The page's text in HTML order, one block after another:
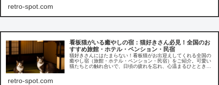
retro-spot.com
看板猫がいる癒やしの宿：猫好きさん必見！全国のお
すすめ旅館・ホテル・ペンション・民宿
猫好きさんにはたまらない！看板猫がお出迎えしてくれる全国の
癒やし宿（旅館・ホテル・ペンション・民宿）をご紹介。可愛い
猫たちとの触れ合いで、日頃の疲れを忘れ、心温まるひとときを
retro-spot.com